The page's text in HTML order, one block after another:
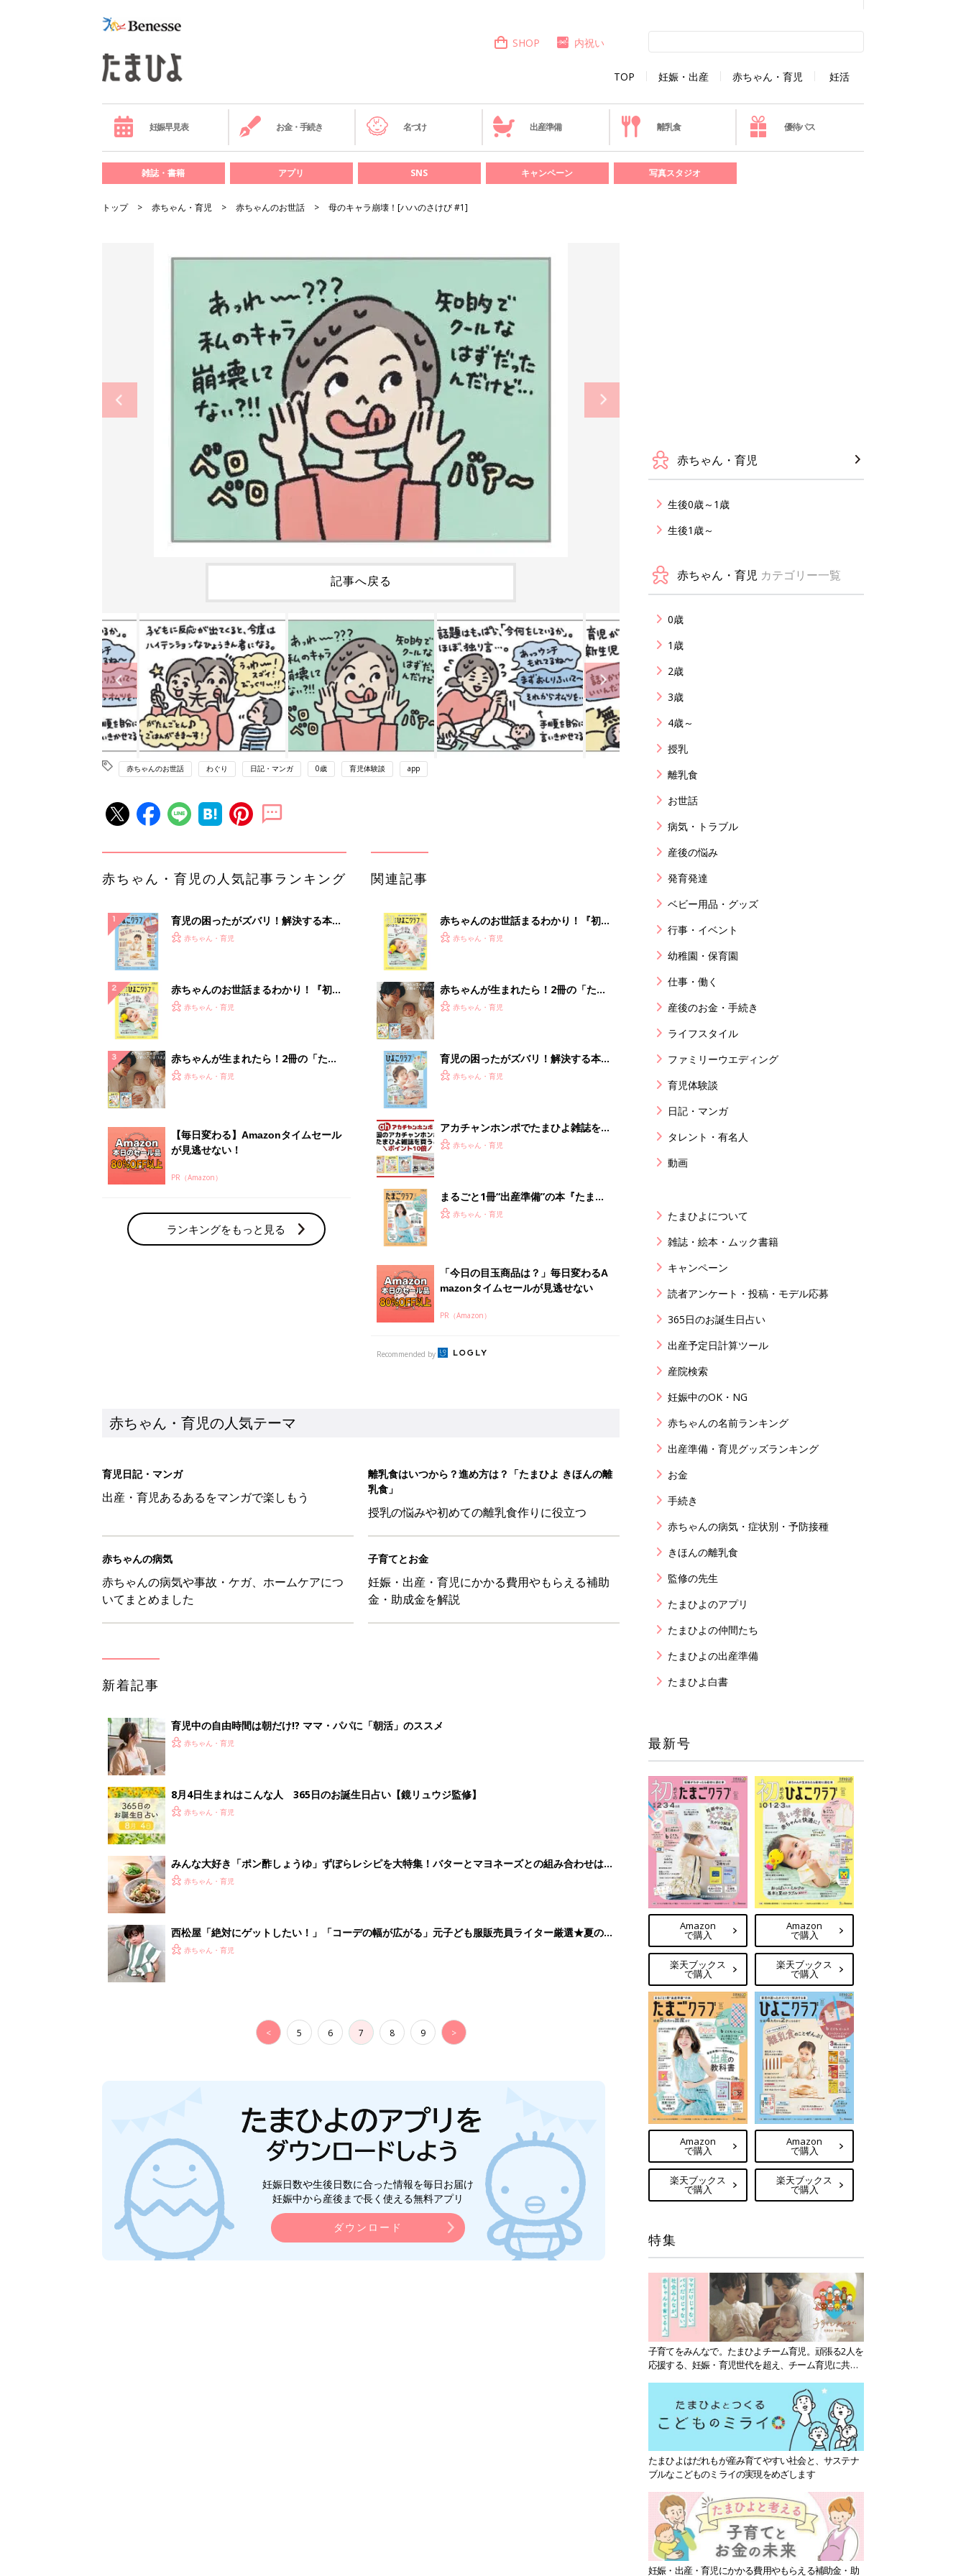
TOP 妊娠・出産 赤ちゃん・育児 妊活
SHOP 内祝い
妊娠早見表 お金・手続き 名づけ 出産準備 離乳食 優待パス
雑誌・書籍 アプリ SNS キャンペーン 写真スタジオ
トップ 赤ちゃん・育児 赤ちゃんのお世話 母のキャラ崩壊！[ハハのさけび #1]
記事へ戻る
赤ちゃんのお世話 わぐり 日記・マンガ 0歳 育児体験談 app
赤ちゃん・育児の人気記事ランキング
育児の困ったがズバリ！解決する本
『ひよこクラブ 秋号』 4カ月～2才
赤ちゃん・育児
赤ちゃんのお世話まるわかり！『初め
てのひよこクラブ 夏号』〈巻頭大特
赤ちゃん・育児
赤ちゃんが生まれたら！2冊の「たま
ひよ」
赤ちゃん・育児
【毎日変わる】Amazonタイムセール
が見逃せない！
PR（Amazon）
ランキングをもっと見る
関連記事
赤ちゃんのお世話まるわかり！『初め
てのひよこクラブ 夏号』〈巻頭大特
赤ちゃん・育児
赤ちゃんが生まれたら！2冊の「たま
ひよ」
赤ちゃん・育児
育児の困ったがズバリ！解決する本
『ひよこクラブ 秋号』 4カ月～2才
赤ちゃん・育児
アカチャンホンポでたまひよ雑誌を買
うとポイント10倍【期間限定】
赤ちゃん・育児
まるごと1冊“出産準備”の本『たまご
クラブ 夏号』〈スペシャル大特集〉
赤ちゃん・育児
「今日の目玉商品は？」毎日変わるA
mazonタイムセールが見逃せない
PR（Amazon）
Recommended by
赤ちゃん・育児の人気テーマ
育児日記・マンガ
出産・育児あるあるをマンガで楽しもう
離乳食はいつから？進め方は？「たまひよ きほんの離
乳食」
授乳の悩みや初めての離乳食作りに役立つ
赤ちゃんの病気
赤ちゃんの病気や事故・ケガ、ホームケアにつ
いてまとめました
子育てとお金
妊娠・出産・育児にかかる費用やもらえる補助
金・助成金を解説
新着記事
育児中の自由時間は朝だけ!? ママ・パパに「朝活」のススメ
赤ちゃん・育児
8月4日生まれはこんな人 365日のお誕生日占い【鏡リュウジ監修】
赤ちゃん・育児
みんな大好き「ポン酢しょうゆ」ずぼらレシピを大特集！バターとマヨネーズとの組み合わせは栄
養学的にも最高⁉
赤ちゃん・育児
西松屋「絶対にゲットしたい！」「コーデの幅が広がる」元子ども服販売員ライター厳選★夏のバ
ズりアイテム5選
赤ちゃん・育児
< 5 6 7 8 9 >
妊娠日数や生後日数に合った情報を毎日お届け
妊娠中から産後まで長く使える無料アプリ
ダウンロード
赤ちゃん・育児
生後0歳～1歳
生後1歳～
赤ちゃん・育児 カテゴリー一覧
0歳
1歳
2歳
3歳
4歳～
授乳
離乳食
お世話
病気・トラブル
産後の悩み
発育発達
ベビー用品・グッズ
行事・イベント
幼稚園・保育園
仕事・働く
産後のお金・手続き
ライフスタイル
ファミリーウエディング
育児体験談
日記・マンガ
タレント・有名人
動画
たまひよについて
雑誌・絵本・ムック書籍
キャンペーン
読者アンケート・投稿・モデル応募
365日のお誕生日占い
出産予定日計算ツール
産院検索
妊娠中のOK・NG
赤ちゃんの名前ランキング
出産準備・育児グッズランキング
お金
手続き
赤ちゃんの病気・症状別・予防接種
きほんの離乳食
監修の先生
たまひよのアプリ
たまひよの仲間たち
たまひよの出産準備
たまひよ白書
最新号
Amazon
で購入
楽天ブックス
で購入
Amazon
で購入
楽天ブックス
で購入
Amazon
で購入
楽天ブックス
で購入
Amazon
で購入
楽天ブックス
で購入
特集
子育てをみんなで。たまひよチーム育児。頑張る2人を
応援する、妊娠・育児世代を超え、チーム育児に共感
たまひよはだれもが産み育てやすい社会と、サステナ
ブルなこどものミライの実現をめざします
妊娠・出産・育児にかかる費用やもらえる補助金・助